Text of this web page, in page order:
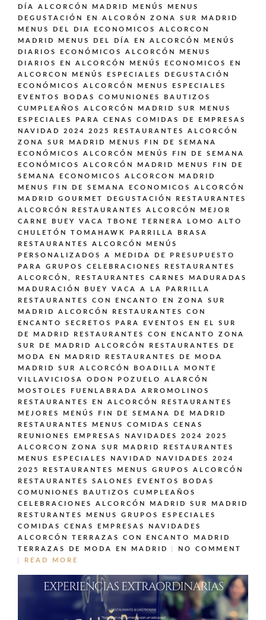
DÍA ALCORCÓN MADRID
MENÚS
MENUS
DEGUSTACIÓN EN ALCORÓN ZONA SUR MADRID
MENUS DEL DIA ECONOMICOS ALCORCON
MADRID
MENUS DEL DÍA EN ALCORCÓN
MENÚS
DIARIOS ECONÓMICOS ALCORCÓN
MENUS
DIARIOS EN ALCORCÓN
MENÚS ECONOMICOS EN
ALCORCON
MENÚS ESPECIALES DEGUSTACIÓN
ECONÓMICOS ALCORCÓN
MENUS ESPECIALES
EVENTOS BODAS COMUNIONES BAUTIZOS
CUMPLEAÑOS ALCORCÓN MADRID SUR
MENUS
ESPECIALES PARA CENAS COMIDAS DE EMPRESAS
NAVIDAD 2024 2025 RESTAURANTES ALCORCÓN
ZONA SUR MADRID
MENUS FIN DE SEMANA
ECONÓMICOS ALCORCÓN
MENÚS FIN DE SEMANA
ECONÓMICOS ALCORCÓN MADRID
MENUS FIN DE
SEMANA ECONOMICOS ALCORCON MADRID
MENUS FIN DE SEMANA ECONOMICOS ALCORCÓN
MADRID GOURMET DEGUSTACIÓN
RESTAURANTES
ALCORCÓN
RESTAURANTES ALCORCÓN MEJOR
CARNE BUEY VACA TBONE TERNERA LOMO ALTO
CHULETÓN TOMAHAWK PARRILLA BRASA
RESTAURANTES ALCORCÓN MENÚS
PERSONALIZADOS A MEDIDA DE PRESUPUESTO
PARA GRUPOS CELEBRACIONES
RESTAURANTES
ALCORCÓN,
RESTAURANTES CARNES MADURADAS
MADURACIÓN BUEY VACA A LA PARRILLA
RESTAURANTES CON ENCANTO EN ZONA SUR
MADRID ALCORCÓN
RESTAURANTES CON
ENCANTO SECRETOS PARA EVENTOS EN EL SUR
DE MADRID
RESTAURANTES CON ENCANTO ZONA
SUR DE MADRID ALCORCÓN
RESTAURANTES DE
MODA EN MADRID
RESTAURANTES DE MODA
MADRID SUR ALCORCÓN BOADILLA MONTE
VILLAVICIOSA ODON POZUELO ALARCÓN
MOSTOLES FUENLABRADA ARROMOLINOS
RESTAURANTES EN ALCORCÓN
RESTAURANTES
MEJORES MENÚS FIN DE SEMANA DE MADRID
RESTAURANTES MENUS COMIDAS CENAS
REUNIONES EMPRESAS NAVIDADES 2024 2025
ALCORCON ZONA SUR MADRID
RESTAURANTES
MENUS ESPECIALES NAVIDAD NAVIDADES 2024
2025
RESTAURANTES MENUS GRUPOS ALCORCÓN
RESTAURANTES SALONES EVENTOS BODAS
COMUNIONES BAUTIZOS CUMPLEAÑOS
CELEBRACIONES ALCORCÓN MADRID SUR MADRID
RESTURANTES MENUS GRUPOS ESPECIALES
COMIDAS CENAS EMPRESAS NAVIDADES
ALCORCÓN
TERRAZAS CON ENCANTO MADRID
TERRAZAS DE MODA EN MADRID
NO COMMENT
READ MORE